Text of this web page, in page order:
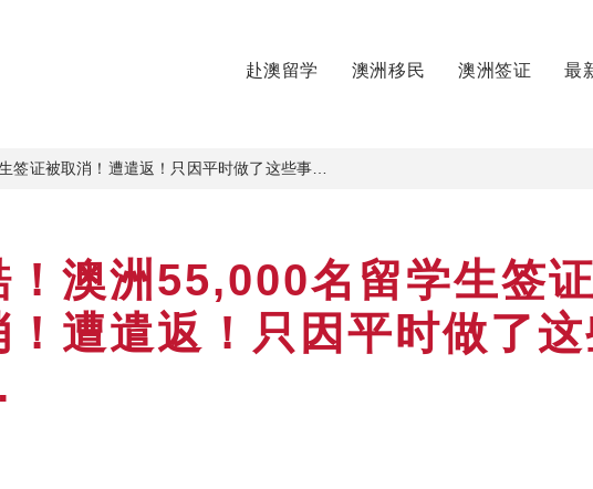
赴澳留学 澳洲移民 澳洲签证 最
签证被取消！遭遣返！只因平时做了这些事…
！澳洲55,000名留学生签
！遭遣返！只因平时做了